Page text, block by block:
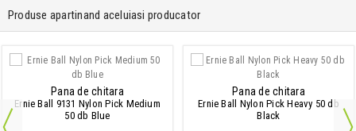
Produse apartinand aceluiasi producator
Pana de chitara
Ernie Ball 9131 Nylon Pick Medium
50 db Blue
Pana de chitara
Ernie Ball Nylon Pick Heavy 50 db
Black